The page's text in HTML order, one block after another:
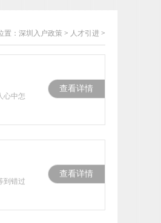
置： 深圳入户政策 > 人才引进 >
心中怎
查看详情
到错过
查看详情